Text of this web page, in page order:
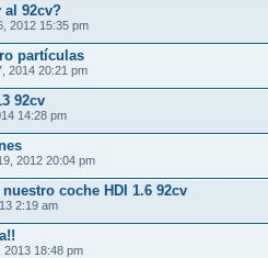
al 92cv?
2012 15:35 pm
partículas
2014 20:21 pm
92cv
14:28 pm
2012 20:04 pm
coche HDI 1.6 92cv
2:19 am
2013 18:48 pm